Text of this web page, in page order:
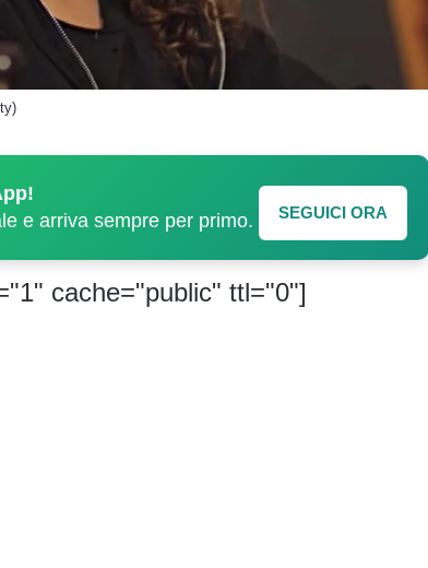
e arriva sempre per primo.
SEGUICI ORA
cache="public" ttl="0"]